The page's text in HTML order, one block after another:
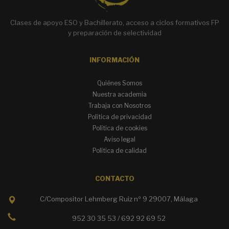
Clases de apoyo ESO y Bachillerato, acceso a ciclos formativos FP
y preparación de selectividad
INFORMACIÓN
Quiénes Somos
Nuestra academia
Trabaja con Nosotros
Política de privacidad
Política de cookies
Aviso legal
Política de calidad
CONTACTO
C/Compositor Lehmberg Ruiz nº 9 29007, Málaga
952 30 35 53 / 692 92 69 52